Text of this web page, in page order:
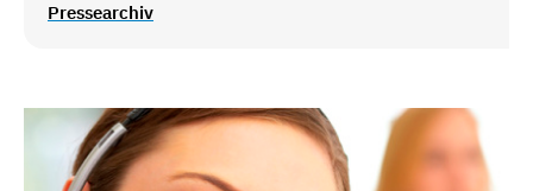
Pressearchiv